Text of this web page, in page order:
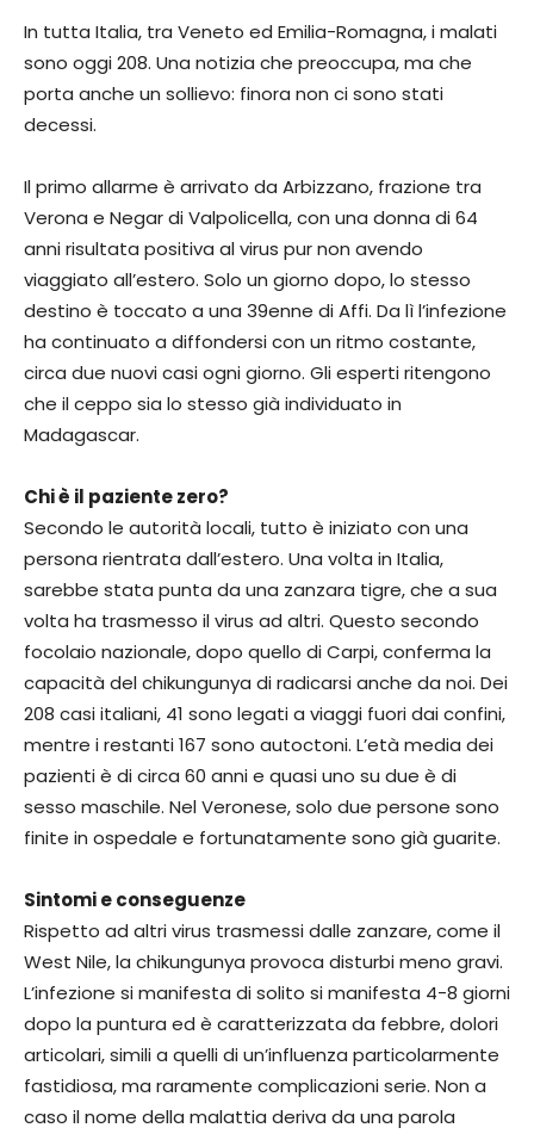
In tutta Italia, tra Veneto ed Emilia-Romagna, i malati
sono oggi 208. Una notizia che preoccupa, ma che
porta anche un sollievo: finora non ci sono stati
decessi.
Il primo allarme è arrivato da Arbizzano, frazione tra
Verona e Negar di Valpolicella, con una donna di 64
anni risultata positiva al virus pur non avendo
viaggiato all’estero. Solo un giorno dopo, lo stesso
destino è toccato a una 39enne di Affi. Da lì l’infezione
ha continuato a diffondersi con un ritmo costante,
circa due nuovi casi ogni giorno. Gli esperti ritengono
che il ceppo sia lo stesso già individuato in
Madagascar.
Chi è il paziente zero?
Secondo le autorità locali, tutto è iniziato con una
persona rientrata dall’estero. Una volta in Italia,
sarebbe stata punta da una zanzara tigre, che a sua
volta ha trasmesso il virus ad altri. Questo secondo
focolaio nazionale, dopo quello di Carpi, conferma la
capacità del chikungunya di radicarsi anche da noi. Dei
208 casi italiani, 41 sono legati a viaggi fuori dai confini,
mentre i restanti 167 sono autoctoni. L’età media dei
pazienti è di circa 60 anni e quasi uno su due è di
sesso maschile. Nel Veronese, solo due persone sono
finite in ospedale e fortunatamente sono già guarite.
Sintomi e conseguenze
Rispetto ad altri virus trasmessi dalle zanzare, come il
West Nile, la chikungunya provoca disturbi meno gravi.
L’infezione si manifesta di solito si manifesta 4-8 giorni
dopo la puntura ed è caratterizzata da febbre, dolori
articolari, simili a quelli di un’influenza particolarmente
fastidiosa, ma raramente complicazioni serie. Non a
caso il nome della malattia deriva da una parola